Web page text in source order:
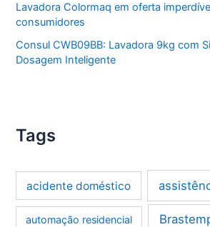
Lavadora Colormaq em oferta
consumidores
Consul CWB09BB: Lavadora 9kg com
Dosagem Inteligente
Tags
acidente doméstico
automação residencial